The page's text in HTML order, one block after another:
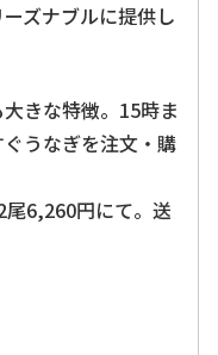
ズナブルに提供し
きな特徴。15時ま
うなぎを注文・購
6,260円にて。送